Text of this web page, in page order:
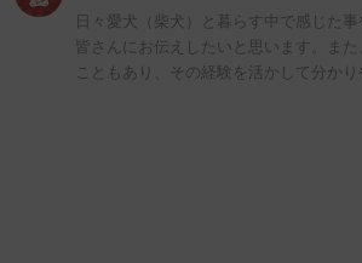
日々愛犬（柴犬）と暮らす中で感じた
皆さんにお伝えしたいと思います。また
こともあり、その経験を活かして分か